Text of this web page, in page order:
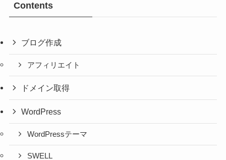
Contents
ブログ作成
アフィリエイト
ドメイン取得
WordPress
WordPressテーマ
SWELL